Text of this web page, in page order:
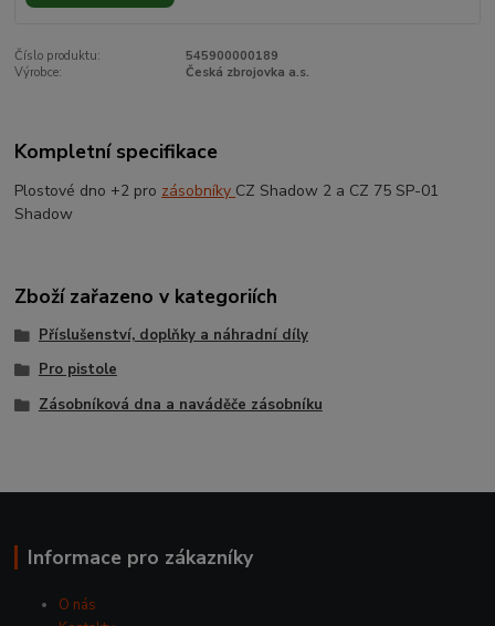
Číslo produktu:
545900000189
Výrobce:
Česká zbrojovka a.s.
Kompletní specifikace
Plostové dno +2 pro zásobníky CZ Shadow 2 a CZ 75 SP-01
Shadow
Zboží zařazeno v kategoriích
Příslušenství, doplňky a náhradní díly
Pro pistole
Zásobníková dna a naváděče zásobníku
Informace pro zákazníky
O nás